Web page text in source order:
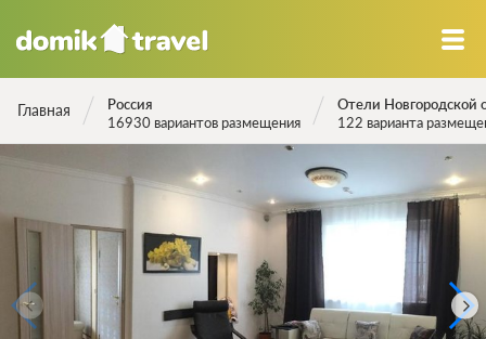
Главная
Россия
16930 вариантов размещения
Отели Новгородской
122 варианта